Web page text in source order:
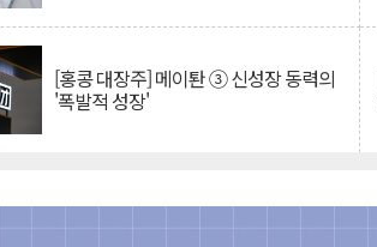
[홍콩 대장주] 메이퇀 ③ 신성장 동력의
'폭발적 성장'